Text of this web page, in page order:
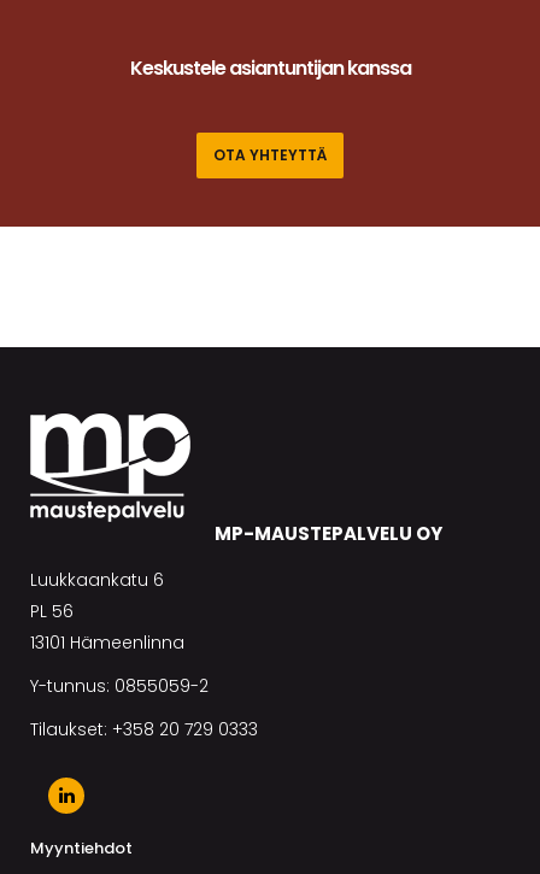
Keskustele asiantuntijan kanssa
OTA YHTEYTTÄ
MP-MAUSTEPALVELU OY
Luukkaankatu 6
PL 56
13101 Hämeenlinna
Y-tunnus: 0855059-2
Tilaukset: +358 20 729 0333
Myyntiehdot